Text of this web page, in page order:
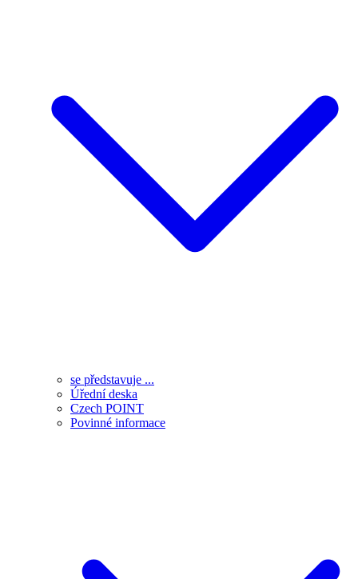
se představuje ...
Úřední deska
Czech POINT
Povinné informace